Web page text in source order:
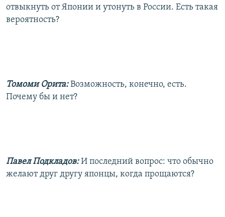
отвыкнуть от Японии и утонуть в России. Есть такая
вероятность?
Томоми Орита:Возможность, конечно, есть.
Почему бы и нет?
Павел Подкладов:И последний вопрос: что обычно
желают друг другу японцы, когда прощаются?